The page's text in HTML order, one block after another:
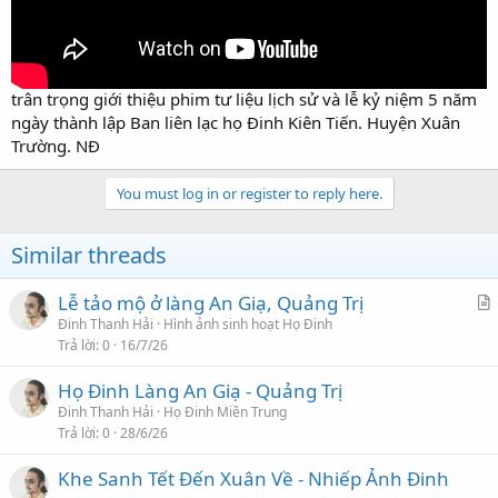
trân trọng giới thiệu phim tư liệu lịch sử và lễ kỷ niệm 5 năm
ngày thành lập Ban liên lạc họ Đinh Kiên Tiến. Huyện Xuân
Trường. NĐ
You must log in or register to reply here.
Similar threads
A
Lễ tảo mộ ở làng An Giạ, Quảng Trị
Đinh Thanh Hải
Hình ảnh sinh hoạt Họ Đinh
Trả lời 0 16/7/26
Họ Đinh Làng An Giạ - Quảng Trị
Đinh Thanh Hải
Họ Đinh Miền Trung
Trả lời 0 28/6/26
Khe Sanh Tết Đến Xuân Về - Nhiếp Ảnh Đinh